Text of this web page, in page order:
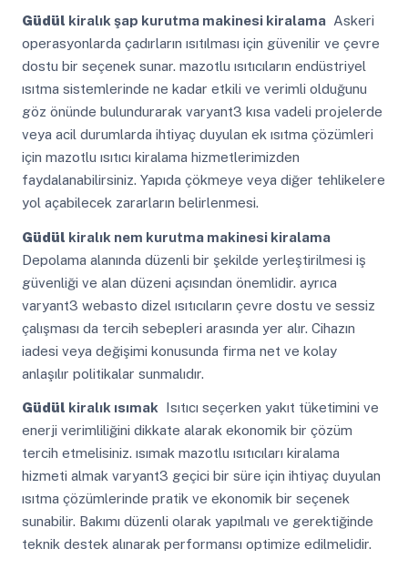
Güdül kiralık şap kurutma makinesi kiralamaAskeri
operasyonlarda çadırların ısıtılması için güvenilir ve çevre
dostu bir seçenek sunar. mazotlu ısıtıcıların endüstriyel
ısıtma sistemlerinde ne kadar etkili ve verimli olduğunu
göz önünde bulundurarak varyant3 kısa vadeli projelerde
veya acil durumlarda ihtiyaç duyulan ek ısıtma çözümleri
için mazotlu ısıtıcı kiralama hizmetlerimizden
faydalanabilirsiniz. Yapıda çökmeye veya diğer tehlikelere
yol açabilecek zararların belirlenmesi.
Güdül kiralık nem kurutma makinesi kiralama
Depolama alanında düzenli bir şekilde yerleştirilmesi iş
güvenliği ve alan düzeni açısından önemlidir. ayrıca
varyant3 webasto dizel ısıtıcıların çevre dostu ve sessiz
çalışması da tercih sebepleri arasında yer alır. Cihazın
iadesi veya değişimi konusunda firma net ve kolay
anlaşılır politikalar sunmalıdır.
Güdül kiralık ısımak Isıtıcı seçerken yakıt tüketimini ve
enerji verimliliğini dikkate alarak ekonomik bir çözüm
tercih etmelisiniz. ısımak mazotlu ısıtıcıları kiralama
hizmeti almak varyant3 geçici bir süre için ihtiyaç duyulan
ısıtma çözümlerinde pratik ve ekonomik bir seçenek
sunabilir. Bakımı düzenli olarak yapılmalı ve gerektiğinde
teknik destek alınarak performansı optimize edilmelidir.